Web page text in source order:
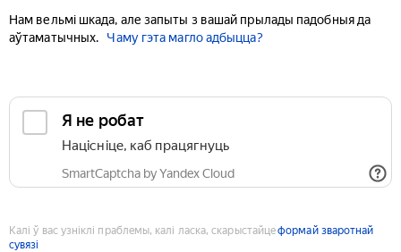
Нам вельмі шкада, але запыты з вашай прылады падобныя да
аўтаматычных.
Чаму гэта магло адбыцца?
Я не робат
Націсніце, каб працягнуць
SmartCaptcha by Yandex Cloud
Калі ў вас узніклі праблемы, калі ласка, скарыстайцеформай зваротнай
сувязі